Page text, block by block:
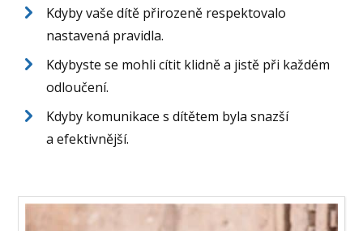
Kdyby vaše dítě přirozeně respektovalo
nastavená pravidla.
Kdybyste se mohli cítit klidně a jistě při každém
odloučení.
Kdyby komunikace s dítětem byla snazší
a efektivnější.